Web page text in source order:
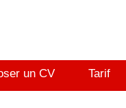
un CV Tarif